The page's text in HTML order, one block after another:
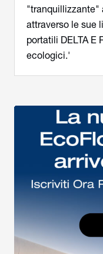
"tranquillizzante"
attraverso le sue
portatili DELTA E
ecologici.'